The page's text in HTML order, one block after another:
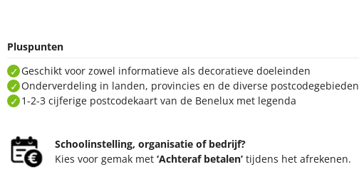
Pluspunten
Geschikt voor zowel informatieve als decoratieve doeleinden
Onderverdeling in landen, provincies en de diverse postcodegebieden
1-2-3 cijferige postcodekaart van de Benelux met legenda
Schoolinstelling, organisatie of bedrijf?
Kies voor gemak met‘Achteraf betalen’ tijdens het afrekenen.